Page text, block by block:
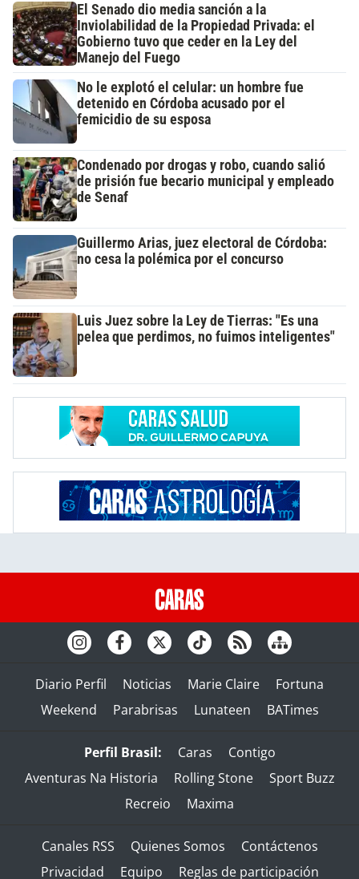
El Senado dio media sanción a la
Inviolabilidad de la Propiedad Privada: el
Gobierno tuvo que ceder en la Ley del
Manejo del Fuego
No le explotó el celular: un hombre fue
detenido en Córdoba acusado por el
femicidio de su esposa
Condenado por drogas y robo, cuando salió
de prisión fue becario municipal y empleado
de Senaf
Guillermo Arias, juez electoral de Córdoba:
no cesa la polémica por el concurso
Luis Juez sobre la Ley de Tierras: "Es una
pelea que perdimos, no fuimos inteligentes"
Diario Perfil Noticias Marie Claire
Fortuna
Weekend
Parabrisas Lunateen BATimes
Perfil Brasil: Caras
Contigo
Aventuras Na Historia
Rolling Stone
Sport Buzz
Recreio
Maxima
Canales RSS Quienes Somos
Contáctenos
Privacidad
Equipo Reglas de participación